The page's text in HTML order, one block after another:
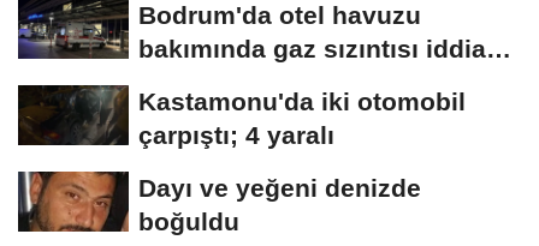
Bodrum'da otel havuzu
bakımında gaz sızıntısı iddiası;
Kastamonu'da iki otomobil
çarpıştı; 4 yaralı
Dayı ve yeğeni denizde
boğuldu